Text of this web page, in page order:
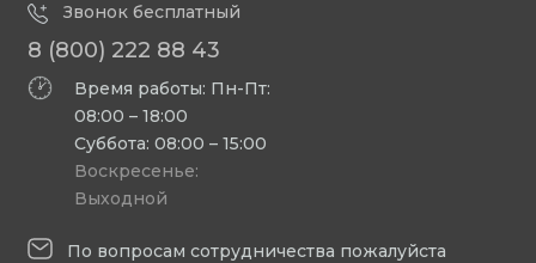
Звонок бесплатный
8 (800) 222 88 43
Время работы: Пн-Пт:
08:00 – 18:00
Суббота: 08:00 – 15:00
Воскресенье:
Выходной
По вопросам сотрудничества пожалуйста